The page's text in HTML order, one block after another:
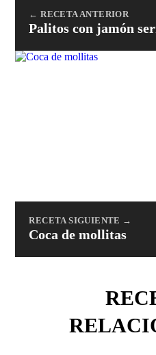
← RECETA ANTERIOR
Palitos con jamón
RECETA SIGUIENTE →
Coca de mollitas